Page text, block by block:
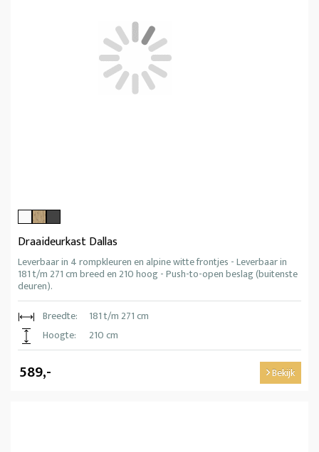
Draaideurkast Dallas
Leverbaar in 4 rompkleuren en alpine witte frontjes - Leverbaar in
181 t/m 271 cm breed en 210 hoog - Push-to-open beslag (buitenste
deuren).
Breedte:
181 t/m 271 cm
Hoogte:
210 cm
589,- Bekijk